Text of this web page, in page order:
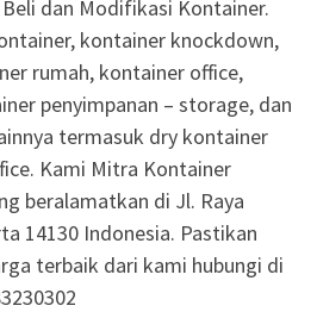
dan Modifikasi Kontainer.
kontainer knockdown,
rumah, kontainer office,
penyimpanan – storage, dan
termasuk dry kontainer
Kami Mitra Kontainer
beralamatkan di Jl. Raya
14130 Indonesia. Pastikan
terbaik dari kami hubungi di